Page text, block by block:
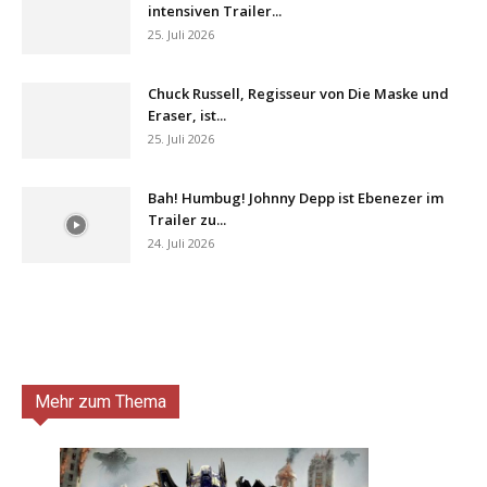
intensiven Trailer...
25. Juli 2026
Chuck Russell, Regisseur von Die Maske und
Eraser, ist...
25. Juli 2026
Bah! Humbug! Johnny Depp ist Ebenezer im
Trailer zu...
24. Juli 2026
Mehr zum Thema